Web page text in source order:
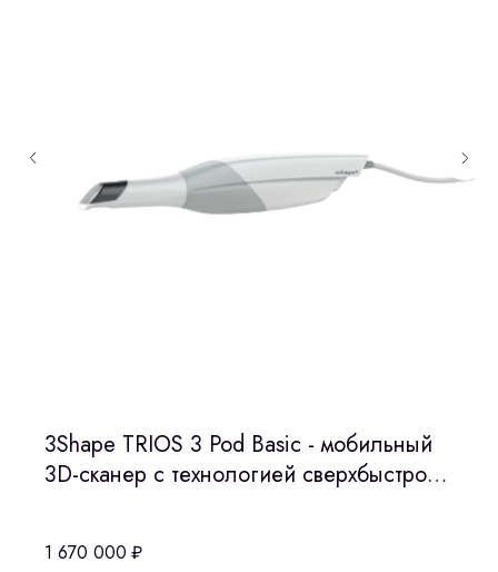
3Shape TRIOS 3 Pod Basic - мобильный
3D-сканер с технологией сверхбыстрого
1 670 000 ₽